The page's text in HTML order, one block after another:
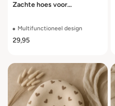
Zachte hoes voor
Multifunctioneel design
29,95